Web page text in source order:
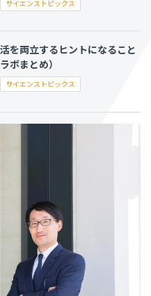
サイエンストピックス
活を両立するヒントになること
ボまとめ）
サイエンストピックス